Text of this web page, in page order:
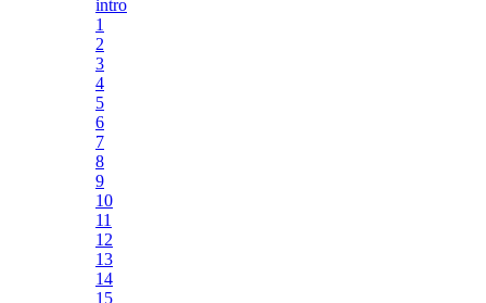
intro
1
2
3
4
5
6
7
8
9
10
11
12
13
14
15